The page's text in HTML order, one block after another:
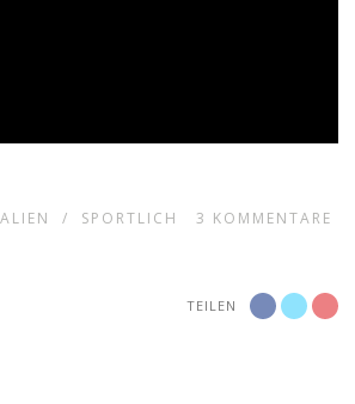
/ SPORTLICH 3 KOMMENTARE
TEILEN